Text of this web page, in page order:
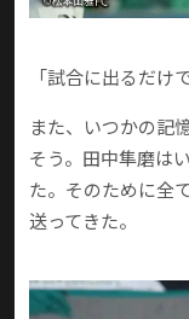
「試合に出るだけ
また、いつかの記
そう。田中隼磨は
た。そのために全
送ってきた。